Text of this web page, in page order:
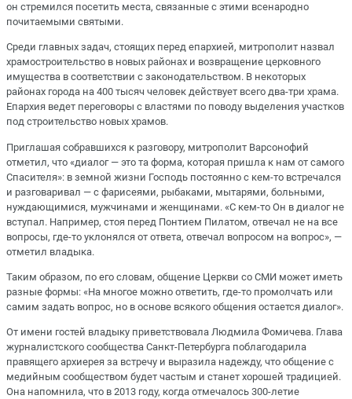
он стремился посетить места, связанные с этими всенародно
почитаемыми святыми.
Среди главных задач, стоящих перед епархией, митрополит назвал
храмостроительство в новых районах и возвращение церковного
имущества в соответствии с законодательством. В некоторых
районах города на 400 тысяч человек действует всего два-три храма.
Епархия ведет переговоры с властями по поводу выделения участков
под строительство новых храмов.
Приглашая собравшихся к разговору, митрополит Варсонофий
отметил, что «диалог — это та форма, которая пришла к нам от самого
Спасителя»: в земной жизни Господь постоянно с кем-то встречался
и разговаривал — с фарисеями, рыбаками, мытарями, больными,
нуждающимися, мужчинами и женщинами. «С кем-то Он в диалог не
вступал. Например, стоя перед Понтием Пилатом, отвечал не на все
вопросы, где-то уклонялся от ответа, отвечал вопросом на вопрос», —
отметил владыка.
Таким образом, по его словам, общение Церкви со СМИ может иметь
разные формы: «На многое можно ответить, где-то промолчать или
самим задать вопрос, но в основе всякого общения остается диалог».
От имени гостей владыку приветствовала Людмила Фомичева. Глава
журналистского сообщества Санкт-Петербурга поблагодарила
правящего архиерея за встречу и выразила надежду, что общение с
медийным сообществом будет частым и станет хорошей традицией.
Она напомнила, что в 2013 году, когда отмечалось 300-летие